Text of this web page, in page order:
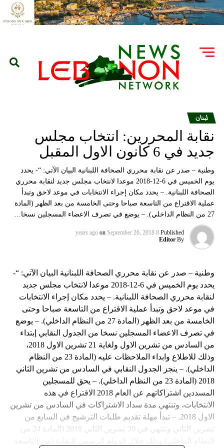
لبنان
نقابة المحررين: انتخاب مجلس
جديد في 6 كانون الاول المقبل
وطنية – صدر عن نقابة محرري الصحافة اللبنانية البيان الآتي: “- يحدد
يوم الخميس في 6-12-2018 موعدا لانتخاب مجلس جديد لنقابة محرري
الصحافة اللبنانية. – يحدد مكان إجراء الانتخابات في موعد لاحق وتبدأ
عملية الاقتراع من التاسعة صباحا وحتى الخامسة من بعد الظهر (المادة
27 من النظام الداخلي). – يوضع في تصرف الاعضاء المسجلين نسخا…
Published
8 years ago
on September 26, 2018
By
Editor
وطنية – صدر عن نقابة محرري الصحافة اللبنانية البيان الآتي: “-
يحدد يوم الخميس في 6-12-2018 موعدا لانتخاب مجلس جديد
لنقابة محرري الصحافة اللبنانية. – يحدد مكان إجراء الانتخابات
في موعد لاحق وتبدأ عملية الاقتراع من التاسعة صباحا وحتى
الخامسة من بعد الظهر (المادة 27 من النظام الداخلي). – يوضع
في تصرف الاعضاء المسجلين نسخا من الجدول النقابي إبتداء
من السادس من تشرين الاول ولغاية 21 تشرين الاول 2018،
وذلك للاطلاع وابداء الملاحظات عليه (المادة 23 من النظام
الداخلي). – ينجز الجدول النقابي في السادس من تشرين الثاني
2018 (المادة 23 من النظام الداخلي). – يحق للمسجلين
المسددين اشتراكاتهم عن العام 2018 الاقتراع في هذه
الانتخابات، وتنتهي مدة سداد الاشتراكات في السادس من تشرين
الاول 2018. – تبدأ مهلة تقديم طلبات الترشيح في السابع من
تشرين الثاني وتنتهي في 30 تشرين الثاني 2018 (المادة 24 من